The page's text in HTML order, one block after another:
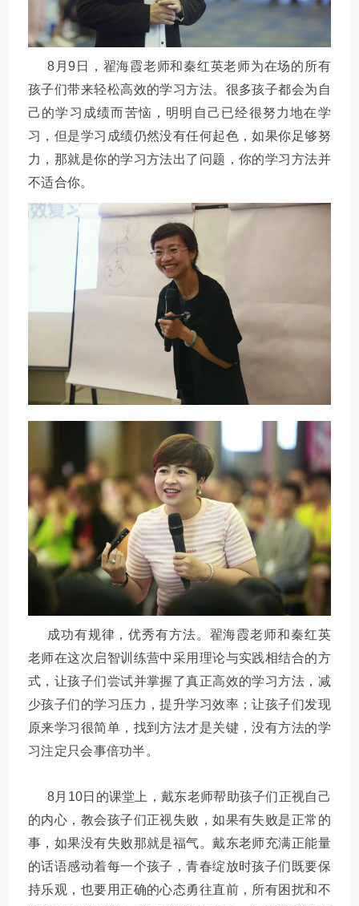
8月9日，翟海霞老师和秦红英老师为在场的所有
孩子们带来轻松高效的学习方法。很多孩子都会为自
己的学习成绩而苦恼，明明自己已经很努力地在学
习，但是学习成绩仍然没有任何起色，如果你足够努
力，那就是你的学习方法出了问题，你的学习方法并
不适合你。
成功有规律，优秀有方法。翟海霞老师和秦红英
老师在这次启智训练营中采用理论与实践相结合的方
式，让孩子们尝试并掌握了真正高效的学习方法，减
少孩子们的学习压力，提升学习效率；让孩子们发现
原来学习很简单，找到方法才是关键，没有方法的学
习注定只会事倍功半。
8月10日的课堂上，戴东老师帮助孩子们正视自己
的内心，教会孩子们正视失败，如果有失败是正常的
事，如果没有失败那就是福气。戴东老师充满正能量
的话语感动着每一个孩子，青春绽放时孩子们既要保
持乐观，也要用正确的心态勇往直前，所有困扰和不